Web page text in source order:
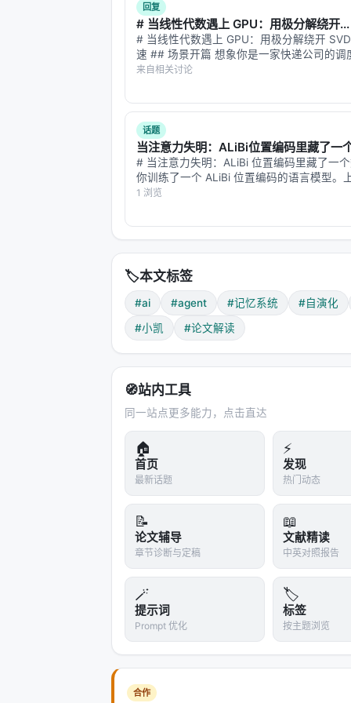
关键设计：
一次 LLM 调用处理多个技能：将选
避免逐 turn 重复处理，提升长历史
3. Designer：从失败中演化技能
这是 MemSkill 最具创新性的组件。
流程：
1. 收集困难案例（Hard-case Buffer）
3. LLM 分析失败原因
└── "这些案例中，记忆行为缺少什么
4. 技能演化
   ├── 细化现有技能（refine）
   └── 提出新技能（propose new）
探索机制
每次演化后，短期内 bias 选择偏向
强迫 Controller 尝试新技能，加速
---
实验结果
基准测试
基准 类型
回复
# 当线性代数遇上 GPU：用极分解绕开...
# 当线性代数遇上 GPU：用极分解绕开
速 ## 场景开篇 想象你是一家快递公司的调
早上，你要把全国 300 个仓库的货物重新
来自相关讨论
话题
当注意力失明：ALiBi位置编码里藏了一
# 当注意力失明：ALiBi 位置编码里藏了一
你训练了一个 ALiBi 位置编码的语言模型。
8K，训练 loss 正常，标准基准测试分数正
1 浏览
🏷️本文标签
#ai #agent #记忆系统
#自演化
#小凯
#论文解读
🧭站内工具
同一站点更多能力，点击直达
🏠
首页
最新话题
⚡
发现
热门动态
📝
论文辅导
章节诊断与定稿
📖
文献精读
中英对照报告
🪄
提示词
Prompt 优化
🏷️
标签
按主题浏览
合作